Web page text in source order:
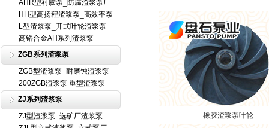
AHR型衬胶泵_防腐渣浆泵厂
HH型高扬程渣浆泵_高效率泵
L型渣浆泵_开式叶轮渣浆泵
高铬合金AH系列渣浆泵
ZGB系列渣浆泵
ZGB型渣浆泵_耐磨蚀渣浆泵
200ZGB渣浆泵 重型渣浆泵
ZJ系列渣浆泵
ZJ型渣浆泵_选矿厂渣浆泵
橡胶渣浆泵叶轮